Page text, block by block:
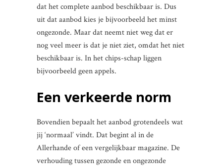
dat het complete aanbod beschikbaar is. Dus
uit dat aanbod kies je bijvoorbeeld het minst
ongezonde. Maar dat neemt niet weg dat er
nog veel meer is dat je niet ziet, omdat het niet
beschikbaar is. In het chips-schap liggen
bijvoorbeeld geen appels.
Een verkeerde norm
Bovendien bepaalt het aanbod grotendeels wat
jij ‘normaal’ vindt. Dat begint al in de
Allerhande of een vergelijkbaar magazine. De
verhouding tussen gezonde en ongezonde